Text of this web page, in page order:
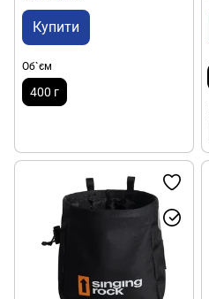
Купити
Об`єм
400 г